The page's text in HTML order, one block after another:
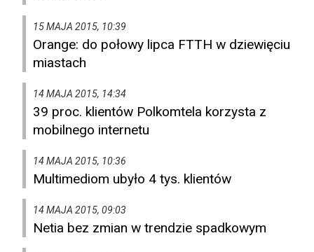
15 MAJA 2015, 10:39
Orange: do połowy lipca FTTH w dziewięciu
miastach
14 MAJA 2015, 14:34
39 proc. klientów Polkomtela korzysta z
mobilnego internetu
14 MAJA 2015, 10:36
Multimediom ubyło 4 tys. klientów
14 MAJA 2015, 09:03
Netia bez zmian w trendzie spadkowym